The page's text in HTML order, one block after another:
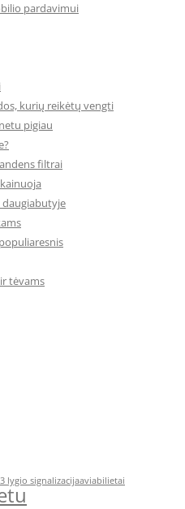
pardavimui
kurių reikėtų vengti
pigiau
filtrai
daugiabutyje
tėvams
3 lygio signalizacijaaviabilietai